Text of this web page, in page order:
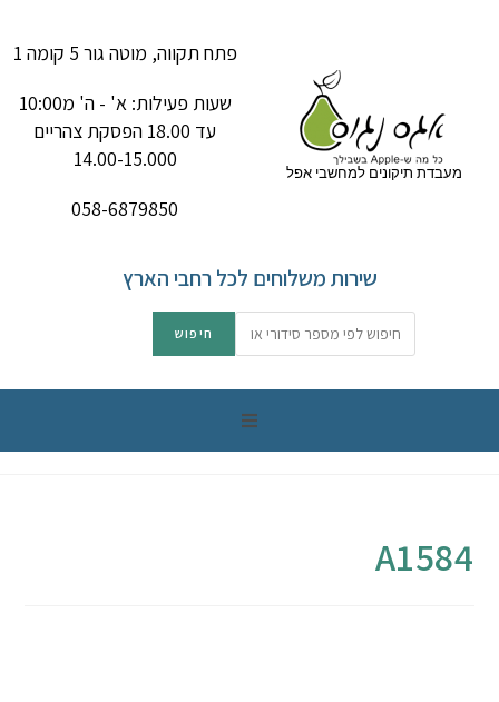
מעבדת תיקונים למחשבי אפל
פתח תקווה, מוטה גור 5 קומה 1
שעות פעילות: א' - ה' מ10:00
עד 18.00 הפסקת צהריים
14.00-15.000
058-6879850
שירות משלוחים לכל רחבי הארץ
A1584